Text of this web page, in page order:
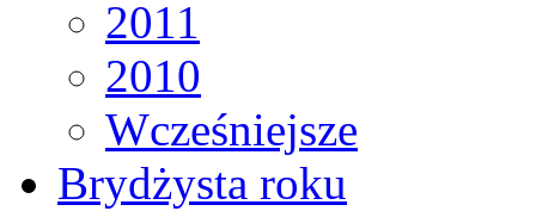
2011
2010
Wcześniejsze
Brydżysta roku